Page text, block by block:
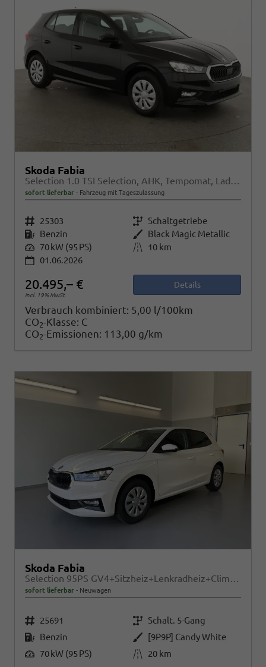
Skoda Fabia
Selection 1.0 TSI Selection, AHK, Tempomat, Ladeboden, Park, Winterpaket, SmartLink, 4-J Garantie
sofort lieferbar Fahrzeug mit Tageszulassung
Fahrzeugnr. 25303 Getriebe Schaltgetriebe
Kraftstoff Benzin Außenfarbe Black Magic Metallic
Leistung 70 kW (95 PS) Kilometerstand
10 km
01.06.2026
20.495,– €
incl. 19% MwSt.
Details
Verbrauch kombiniert: 5,00 l/100km
CO2-Klasse: C
CO2-Emissionen: 113,00 g/km
Skoda Fabia
Selection 95PS GV4+Sitzheiz+Lenkradheiz+Climatronic+Sunset+AppConnect+PDC
sofort lieferbar Neuwagen
Fahrzeugnr. 25691 Getriebe Schalt. 5-Gang
Kraftstoff Benzin Außenfarbe
[9P9P] Candy White
Leistung 70 kW (95 PS) Kilometerstand 20 km